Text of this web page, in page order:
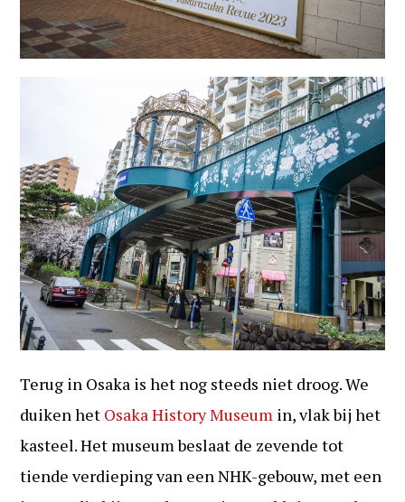
Terug in Osaka is het nog steeds niet droog. We
duiken het Osaka History Museum in, vlak bij het
kasteel. Het museum beslaat de zevende tot
tiende verdieping van een NHK-gebouw, met een